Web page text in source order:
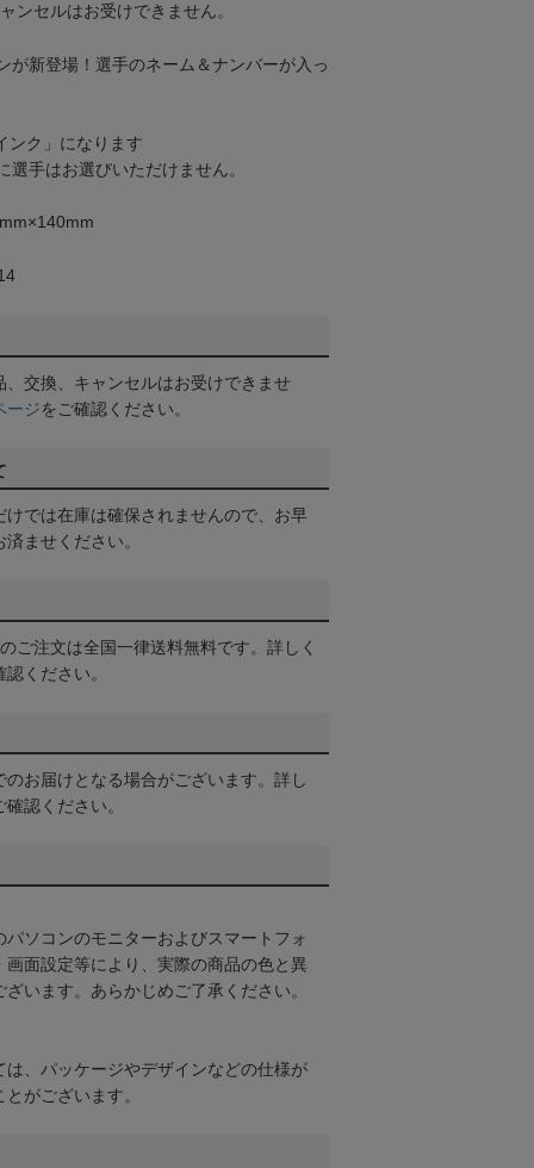
ンセルはお受けできません。
が新登場！選手のネーム＆ナンバーが入っ
ンク」になります
手はお選びいただけません。
交換、キャンセルはお受けできませ
ージをご確認ください。
けでは在庫は確保されませんので、お早
ませください。
ご注文は全国一律送料無料です。詳しく
認ください。
お届けとなる場合がございます。詳し
確認ください。
ソコンのモニターおよびスマートフォ
画面設定等により、実際の商品の色と異
います。あらかじめご了承ください。
は、パッケージやデザインなどの仕様が
がございます。